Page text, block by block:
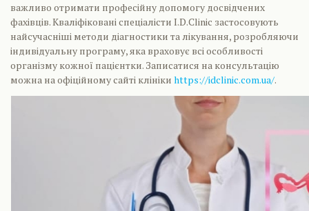
важливо отримати професійну допомогу досвідчених
фахівців. Кваліфіковані спеціалісти I.D.Clinic застосовують
найсучасніші методи діагностики та лікування, розробляючи
індивідуальну програму, яка враховує всі особливості
організму кожної пацієнтки. Записатися на консультацію
можна на офіційному сайті клініки https://idclinic.com.ua/.